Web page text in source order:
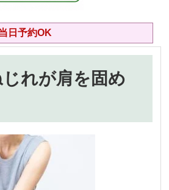
予約OK
れが肩を固め